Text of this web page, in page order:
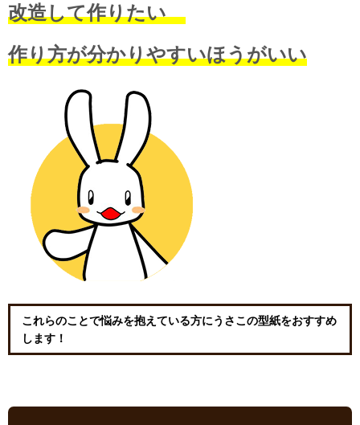
改造して作りたい
作り方が分かりやすいほうがいい
これらのことで悩みを抱えている方にうさこの型紙をおすすめ
します！